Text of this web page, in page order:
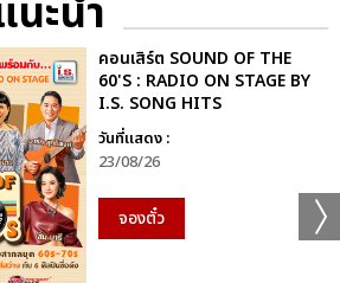
นะนำ
คอนเสิร์ต SOUND OF THE
60'S : RADIO ON STAGE BY
I.S. SONG HITS
วันที่แสดง :
23/08/26
จองตั๋ว